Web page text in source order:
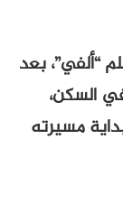
“ألفي”، بعد
السكن،
مسيرته